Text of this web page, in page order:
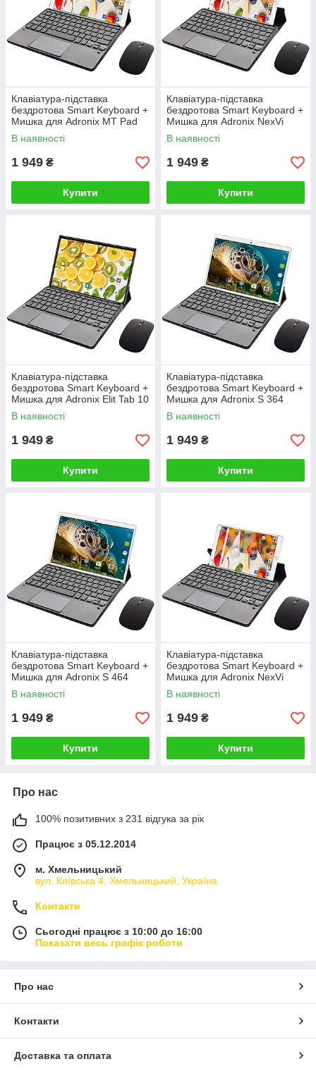
Клавіатура-підставка
бездротова Smart Keyboard +
Мишка для Adronix MT Pad
364 Ukr+Eng Black
В наявності
1 949 ₴
Купити
Клавіатура-підставка
бездротова Smart Keyboard +
Мишка для Adronix NexVi
PRO 8 Ukr+Eng Black
В наявності
1 949 ₴
Купити
Клавіатура-підставка
бездротова Smart Keyboard +
Мишка для Adronix Elit Tab 10
Ukr+Eng Black
В наявності
1 949 ₴
Купити
Клавіатура-підставка
бездротова Smart Keyboard +
Мишка для Adronix S 364
Ukr+Eng Black
В наявності
1 949 ₴
Купити
Клавіатура-підставка
бездротова Smart Keyboard +
Мишка для Adronix S 464
Ukr+Eng Black
В наявності
1 949 ₴
Купити
Клавіатура-підставка
бездротова Smart Keyboard +
Мишка для Adronix NexVi
PRO 8 Ukr+Eng Black
В наявності
1 949 ₴
Купити
Про нас
100% позитивних з 231 відгука за рік
Працює з 05.12.2014
м. Хмельницький
вул. Київська 4, Хмельницький, Україна
Контакти
Сьогодні працює з 10:00 до 16:00
Показати весь графік роботи
Про нас
Контакти
Доставка та оплата